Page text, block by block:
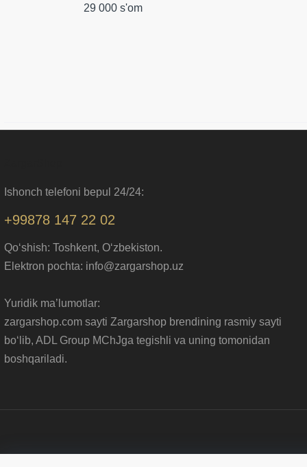
29 000 s'om
Ishonch telefoni bepul 24/24:
+99878 147 22 02
Qo‘shish: Toshkent, O‘zbekiston.
Elektron pochta: info@zargarshop.uz
Yuridik ma’lumotlar:
zargarshop.com sayti Zargarshop brendining rasmiy sayti
bo‘lib, ADL Group MChJga tegishli va uning tomonidan
boshqariladi.